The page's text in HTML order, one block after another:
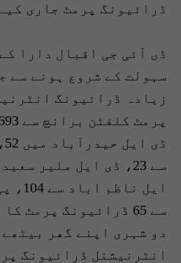
ڈرائیونگ پرمٹ جاری
ڈی آئی جی اقبال دارا
سہولت کے شروع ہونے سے
زیادہ ڈرائیونگ
سے 23، ڈی ایل ملیر
ایل
سے 65 ڈرائیونگ پرمٹ
دو شہری اپنے گھر بیٹھے
انٹرنیشنل ڈرائیونگ